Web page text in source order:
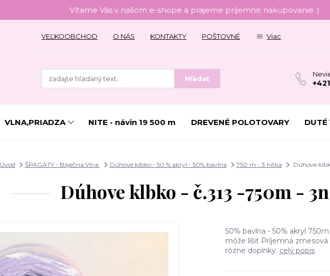
Vítame Vás v našom e-shope a prajeme príjemné nakupovanie :)
VEĽKOOBCHOD O NÁS KONTAKTY POŠTOVNÉ Viac
Hľadať
VLNA,PRIADZA NITE - návin 19 500 m DREVENÉ POLOTOVARY DUTÉ
Úvod ŠPAGÁTY - Báječna Vlna Dúhove klbko - 50 % akryl - 50% bavlna 750 m - 3 nitka Dúhove
Dúhove klbko - č.313 -750m - 3n
50% bavlna - 50% akryl
môže líšiť Príjemná
rôzne doplnky. celý popis